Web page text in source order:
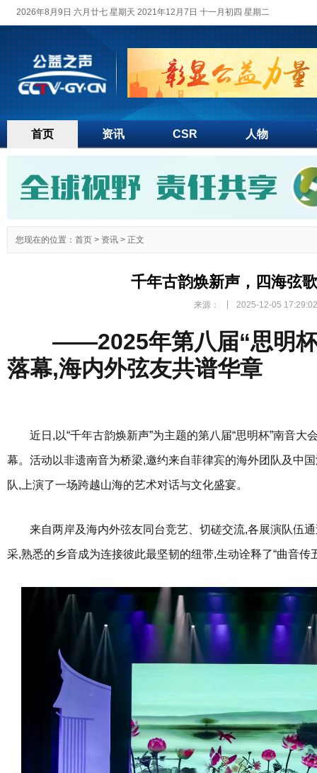
2026年8月9日 六月廿七 星期天 2021年12月7日 十一月初四 星期二
首页 资讯 CSR 人物
您现在的位置： 首页 > 资讯 > 正文
千年古韵焕新声，四海弦
来源： 2025-12-05 17:29:02
——2025年第八届“思明
落幕,海内外弦友共谱华章
近日,以“千年古韵焕新声”为主题的第八届“思明杯”南音
幕。活动以非遗南音为桥梁,邀约来自菲律宾的海外团队及中
队,上演了一场跨越山海的艺术对话与文化盛宴。
来自两岸及海内外弦友同台竞艺、切磋交流,各展演队伍
采,熟悉的乡音成为连接彼此最坚韧的纽带,生动诠释了“曲音传